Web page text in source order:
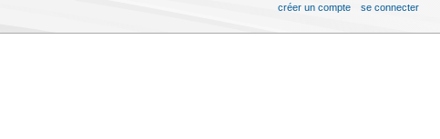
créer un compte se connecter